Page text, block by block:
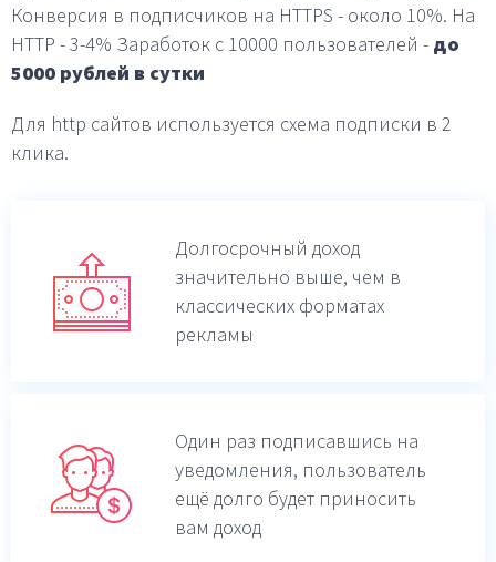
Конверсия в подписчиков на HTTPS - около 10%. На
HTTP - 3-4% Заработок с 10000 пользователей - до
5000 рублей в сутки
Для http сайтов используется схема подписки в 2
клика.
Долгосрочный доход
значительно выше, чем в
классических форматах
рекламы
Один раз подписавшись на
уведомления, пользователь
ещё долго будет приносить
вам доход